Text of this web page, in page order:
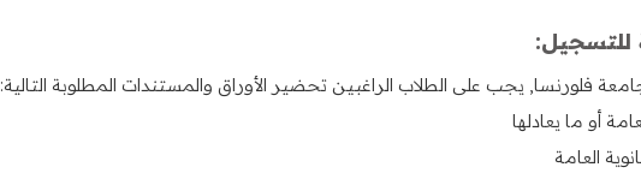
للتسجيل:
فلورنسا, يجب على الطلاب الراغبين تحضير الأوراق والمستندات المطلوبة التالية:
أو ما يعادلها
العامة